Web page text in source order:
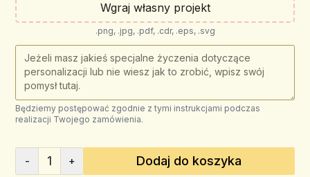
Wgraj własny projekt
.png, .jpg, .pdf, .cdr, .eps, .svg
Będziemy postępować zgodnie z tymi instrukcjami podczas
realizacji Twojego zamówienia.
- 1 + Dodaj do koszyka